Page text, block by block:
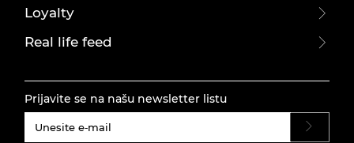
Loyalty
Real life feed
Prijavite se na našu newsletter listu